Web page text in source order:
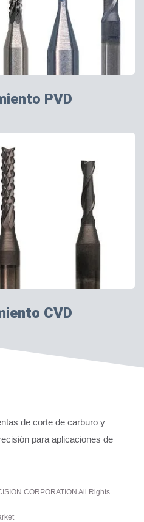
PVD
CVD
de corte de carburo y
para aplicaciones de
CORPORATION All Rights